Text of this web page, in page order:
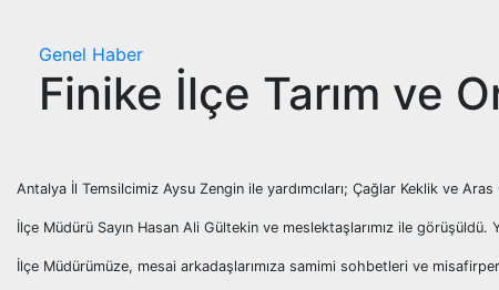
Genel Haber
Finike İlçe Tarım ve
Antalya İl Temsilcimiz Aysu Zengin ile yardımcıları; Çağlar Keklik ve
İlçe Müdürü Sayın Hasan Ali Gültekin ve meslektaşlarımız ile görüşüldü.
İlçe Müdürümüze, mesai arkadaşlarımıza samimi sohbetleri ve